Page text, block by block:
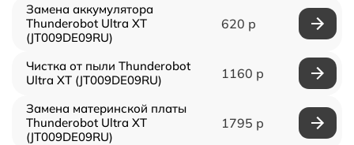
Замена аккумулятора
Thunderobot Ultra XT
(JT009DE09RU)
620 р
Чистка от пыли Thunderobot
Ultra XT (JT009DE09RU)
1160 р
Замена материнской платы
Thunderobot Ultra XT
(JT009DE09RU)
1795 р